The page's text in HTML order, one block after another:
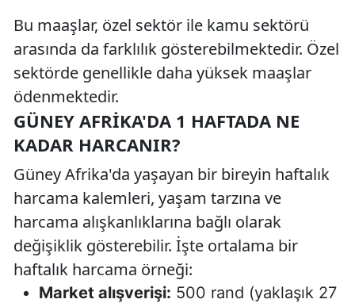
Bu maaşlar, özel sektör ile kamu sektörü
arasında da farklılık gösterebilmektedir. Özel
sektörde genellikle daha yüksek maaşlar
ödenmektedir.
GÜNEY AFRIKA'DA 1 HAFTADA NE
KADAR HARCANIR?
Güney Afrika'da yaşayan bir bireyin haftalık
harcama kalemleri, yaşam tarzına ve
harcama alışkanlıklarına bağlı olarak
değişiklik gösterebilir. İşte ortalama bir
haftalık harcama örneği:
Market alışverişi: 500 rand (yaklaşık 27